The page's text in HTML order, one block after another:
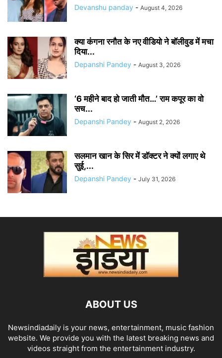
Devanshu panday - August 4, 2026
क्या कंगना रनौत के नए वीडियो ने बॉलीवुड में मचा
दिया...
Depanshi Pandey - August 3, 2026
‘6 महीने बाद हो जाती मौत…’ राम कपूर का वो
सच...
Depanshi Pandey - August 2, 2026
सलमान खान के सिर में डॉक्टर ने क्यों लगाए थे
सुई,...
Depanshi Pandey - July 31, 2026
ABOUT US
Newsindiadaily is your news, entertainment, music fashion
website. We provide you with the latest breaking news and
videos straight from the entertainment industry.